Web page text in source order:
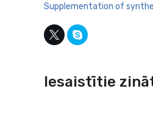
Supplementation of
Iesaistītie